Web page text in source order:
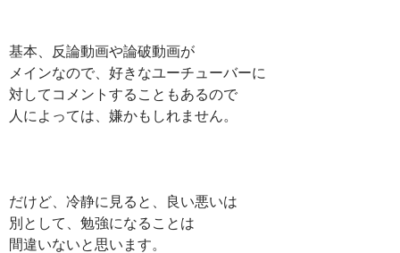
基本、反論動画や論破動画が
メインなので、好きなユーチューバーに
対してコメントすることもあるので
人によっては、嫌かもしれません。
だけど、冷静に見ると、良い悪いは
別として、勉強になることは
間違いないと思います。